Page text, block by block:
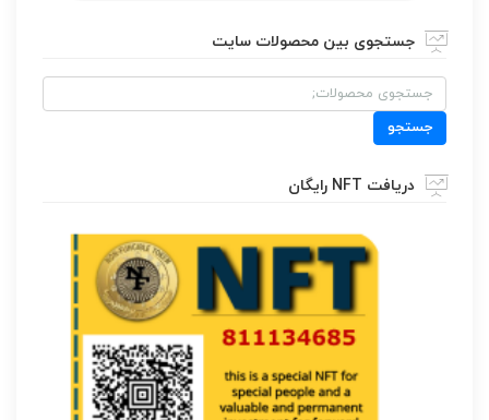
جستجوی بین محصولات سایت
جستجو
برای:
جستجو
دریافت NFT رایگان